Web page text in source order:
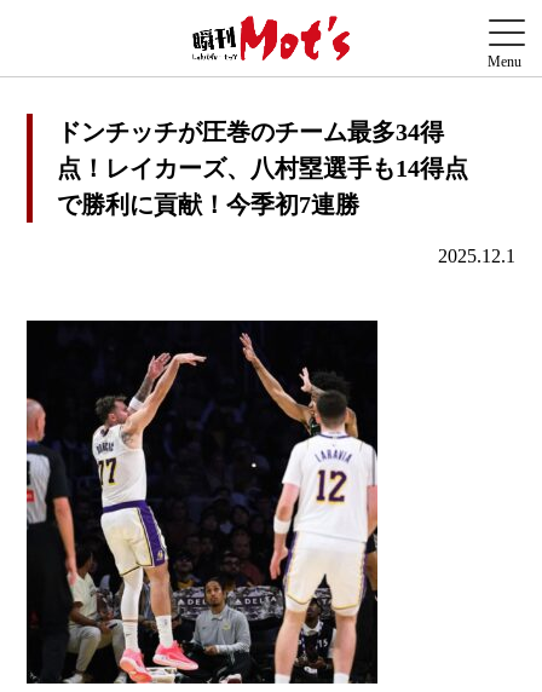
ドンチッチが圧巻のチーム最多34得
点！レイカーズ、八村塁選手も14得点
で勝利に貢献！今季初7連勝
2025.12.1